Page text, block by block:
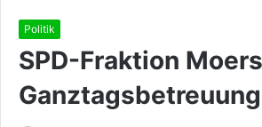
Politik
SPD-Fraktion
Ganztagsbetreuung